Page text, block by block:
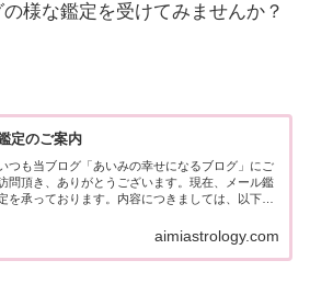
様な鑑定を受けてみませんか？
定のご案内
つも当ブログ「あいみの幸せになるブログ」にご
問頂き、ありがとうございます。現在、メール鑑
を承っております。内容につきましては、以下の
りまして、鑑定お届けまで通常よりお待たせしてし
aimiastrology.com